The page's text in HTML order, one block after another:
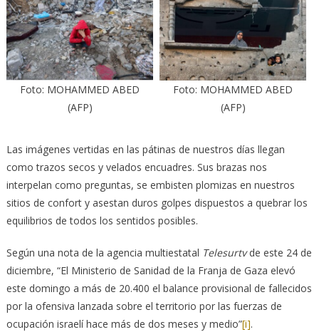
Foto: MOHAMMED ABED
(AFP)
Foto: MOHAMMED ABED
(AFP)
Las imágenes vertidas en las pátinas de nuestros días llegan
como trazos secos y velados encuadres. Sus brazas nos
interpelan como preguntas, se embisten plomizas en nuestros
sitios de confort y asestan duros golpes dispuestos a quebrar los
equilibrios de todos los sentidos posibles.
Según una nota de la agencia multiestatal Telesurtvde este 24 de
diciembre, “El Ministerio de Sanidad de la Franja de Gaza elevó
este domingo a más de 20.400 el balance provisional de fallecidos
por la ofensiva lanzada sobre el territorio por las fuerzas de
ocupación israelí hace más de dos meses y medio”[i].